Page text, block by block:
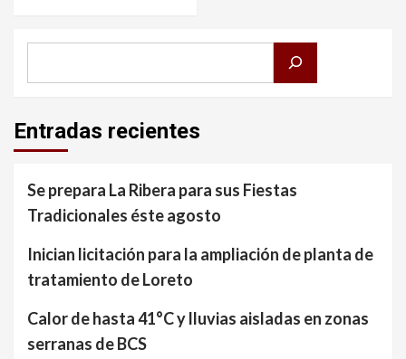
Entradas recientes
Se prepara La Ribera para sus Fiestas
Tradicionales éste agosto
Inician licitación para la ampliación de planta de
tratamiento de Loreto
Calor de hasta 41°C y lluvias aisladas en zonas
serranas de BCS